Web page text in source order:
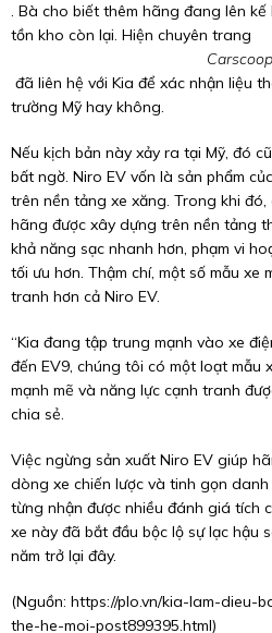
. Bà cho biết thêm hãng đang lên
tồn kho còn lại. Hiện chuyên trang
đã liên hệ với Kia để xác nhận liệu
trường Mỹ hay không.
Nếu kịch bản này xảy ra tại Mỹ, đó
bất ngờ. Niro EV vốn là sản phẩm
trên nền tảng xe xăng. Trong khi đó,
hãng được xây dựng trên nền tảng
khả năng sạc nhanh hơn, phạm vi
tối ưu hơn. Thậm chí, một số mẫu xe
tranh hơn cả Niro EV.
“Kia đang tập trung mạnh vào xe
đến EV9, chúng tôi có một loạt mẫu
mạnh mẽ và năng lực cạnh tranh
chia sẻ.
Việc ngừng sản xuất Niro EV giúp
dòng xe chiến lược và tinh gọn danh
từng nhận được nhiều đánh giá tích
xe này đã bắt đầu bộc lộ sự lạc hậu
năm trở lại đây.
(Nguồn: https://plo.vn/kia-lam-dieu-
the-he-moi-post899395.html)